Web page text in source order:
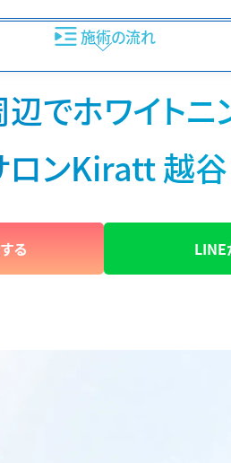
施術の流れ
でホワイトニ
ロンKiratt 越
る LINE